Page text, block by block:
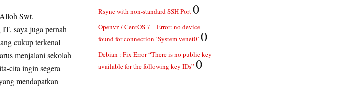
Swt.
saya juga pernah
cukup terkenal
menjalani sekolah
cita ingin segera
mendapatkan
Rsync with non-standard SSH Port0
Openvz / CentOS 7 – Error: no device
found for connection ‘System venet0’ 0
Debian : Fix Error “There is no public key
available for the following key IDs” 0